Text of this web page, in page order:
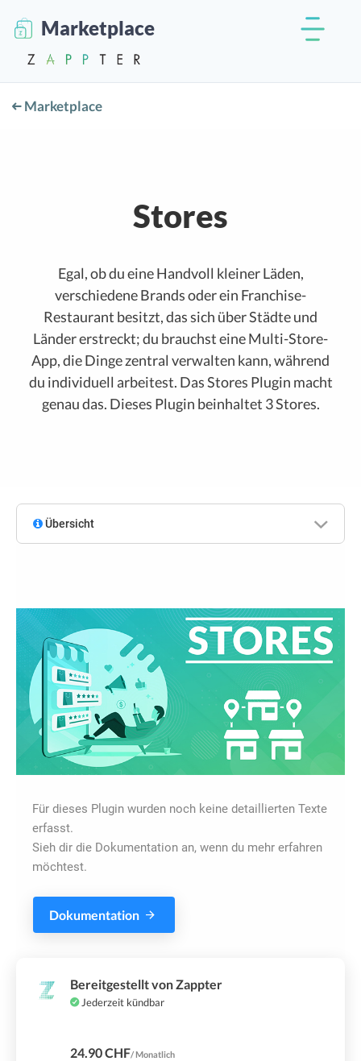
Marketplace
Marketplace
Stores
Egal, ob du eine Handvoll kleiner Läden,
verschiedene Brands oder ein Franchise-
Restaurant besitzt, das sich über Städte und
Länder erstreckt; du brauchst eine Multi-Store-
App, die Dinge zentral verwalten kann, während
du individuell arbeitest. Das Stores Plugin macht
genau das. Dieses Plugin beinhaltet 3 Stores.
Übersicht
Für dieses Plugin wurden noch keine detaillierten Texte
erfasst.
Sieh dir die Dokumentation an, wenn du mehr erfahren
möchtest.
Dokumentation
Bereitgestellt von Zappter
Jederzeit kündbar
24.90 CHF/ Monatlich